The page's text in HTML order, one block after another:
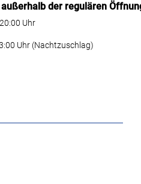
der regulären
Uhr
Uhr (Nachtzuschlag)